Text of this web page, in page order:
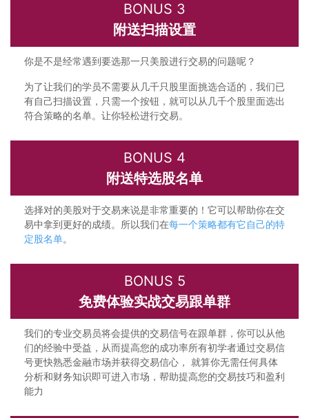
BONUS 3
附送扫描设置
你是不是经常遇到要选那一只美股进行交易的问题呢？
为了让我们的学员不需要从几千只股里面挑选合适的，我们已
有自己扫描设置，只需一个按钮，就可以从几千个股里面选出
符合策略的名单。让你轻松进行交易。
BONUS 4
附送特选股名单
选择对的美股对于交易来说是非常重要的！它可以帮助你在交
易中拿到更好的成绩。所以我们在每一个策略都有它自己的特
定股名单。
BONUS 5
免费体验实战交易跟单群
我们的专业交易员将会提供的交易信号在跟单群，你可以从他
们的经验中受益，从而提高您的成功率所有初学者通过交易信
号更快熟悉金融市场并获得交易信心， 就算你无需任何具体
分析和财务知识即可进入市场，帮助提高您的交易技巧和盈利
能力